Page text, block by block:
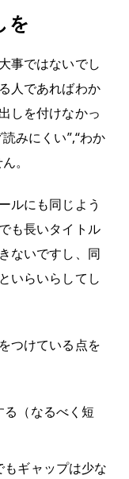
を
事ではないでし
人であればわか
しを付けなかっ
みにくい”,“わか
。
ルにも同じよう
も長いタイトル
ないですし、同
いらいらしてし
つけている点を
（なるべく短
ギャップは少な